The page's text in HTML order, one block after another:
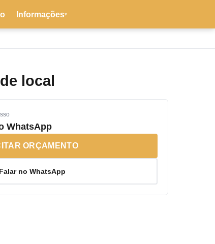
Informações▾
local
WhatsApp
ORÇAMENTO
no WhatsApp